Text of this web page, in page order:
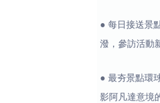
● 每日接送景
潑，參訪活動
● 最夯景點環
影阿凡達意境